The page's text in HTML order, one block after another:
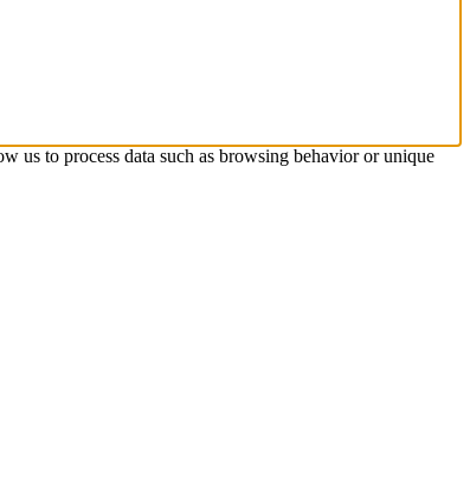
us to process data such as browsing behavior or unique